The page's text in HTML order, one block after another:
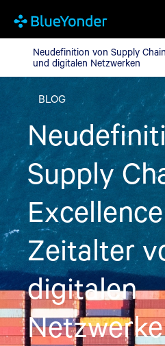
Neudefinition von Supply Chain
Neudefinition von Supply
und digitalen Netzwerken
BLOG
Supply
Zeitalter
digitalen